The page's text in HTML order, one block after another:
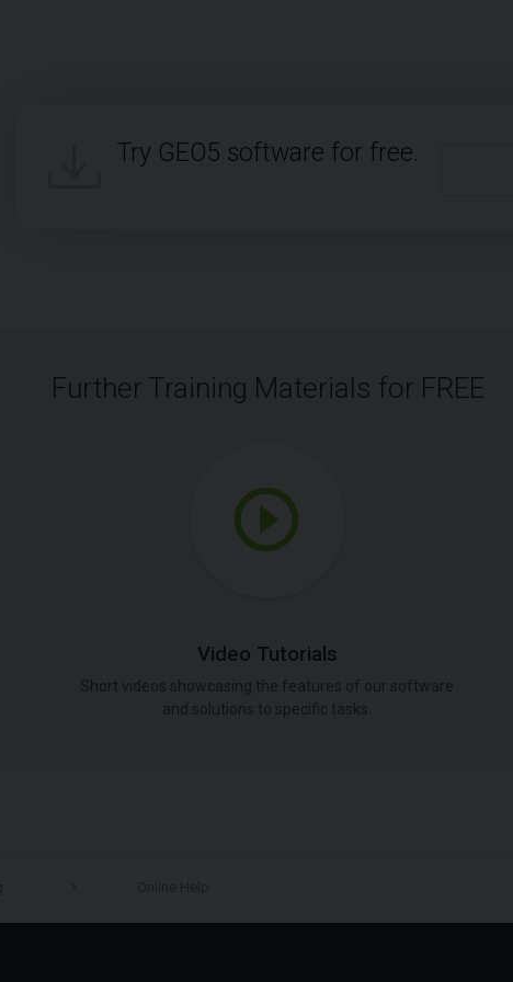
Try GEO5 software for free.
Further Training Materials for FREE
Video Tutorials